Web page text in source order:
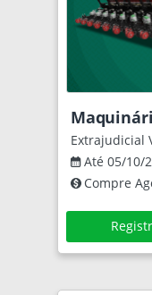
Extrajudicial
Até 05/10/
Compre